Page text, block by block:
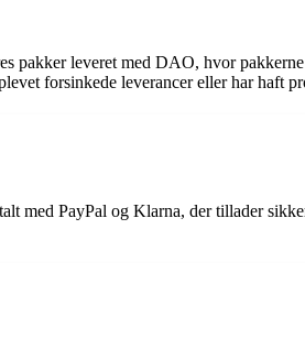
leveret med DAO, hvor
forsinkede leverancer eller har haft
med PayPal og Klarna, der tillader